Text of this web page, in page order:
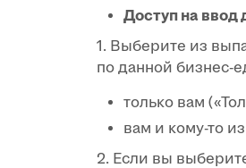
Доступ на ввод
1. Выберите из
по данной бизнес-
только вам
вам и кому-то
2. Если вы